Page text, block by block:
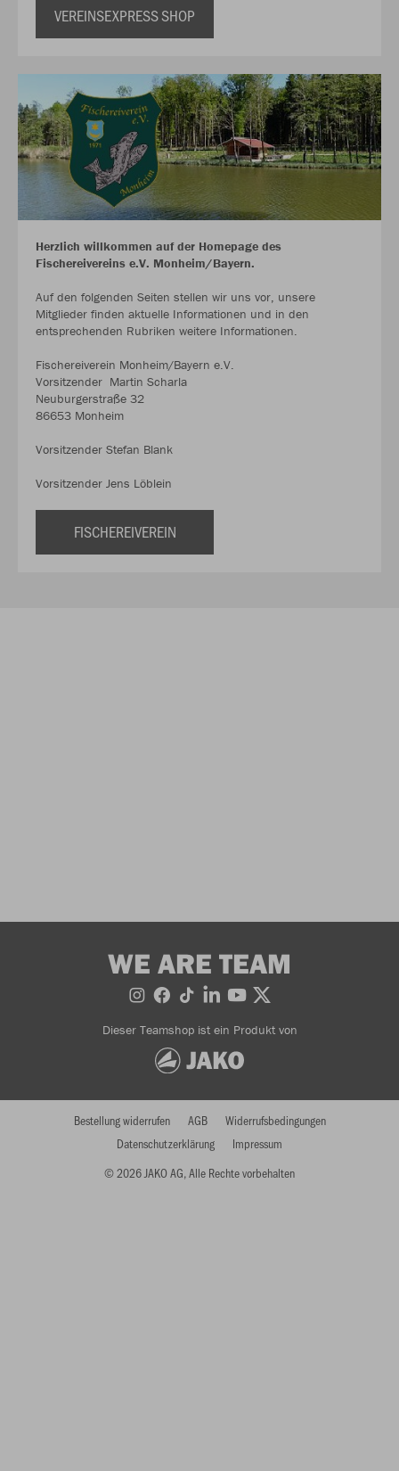
VEREINSEXPRESS SHOP
Herzlich willkommen auf der Homepage des
Fischereivereins e.V. Monheim/Bayern.
Auf den folgenden Seiten stellen wir uns vor, unsere
Mitglieder finden aktuelle Informationen und in den
entsprechenden Rubriken weitere Informationen.
Fischereiverein Monheim/Bayern e.V.
Vorsitzender Martin Scharla
Neuburgerstraße 32
86653 Monheim
Vorsitzender Stefan Blank
Vorsitzender Jens Löblein
FISCHEREIVEREIN
WE ARE TEAM
Dieser Teamshop ist ein Produkt von
© 2026 JAKO AG, Alle Rechte vorbehalten
Bestellung widerrufen AGB
Widerrufsbedingungen
Datenschutzerklärung
Impressum